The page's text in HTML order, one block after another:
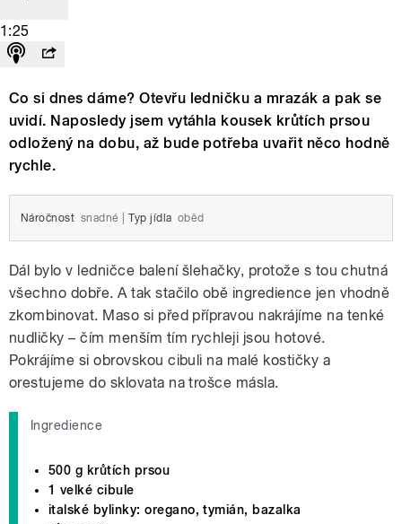
1:25
Co si dnes dáme? Otevřu ledničku a mrazák a pak se
uvidí. Naposledy jsem vytáhla kousek krůtích prsou
odložený na dobu, až bude potřeba uvařit něco hodně
rychle.
Náročnost snadné Typ jídla oběd
Dál bylo v ledničce balení šlehačky, protože s tou chutná
všechno dobře. A tak stačilo obě ingredience jen vhodně
zkombinovat. Maso si před přípravou nakrájíme na tenké
nudličky – čím menším tím rychleji jsou hotové.
Pokrájíme si obrovskou cibuli na malé kostičky a
orestujeme do sklovata na trošce másla.
Ingredience
500 g krůtích prsou
1 velké cibule
italské bylinky: oregano, tymián, bazalka